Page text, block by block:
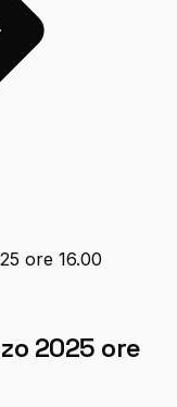
ore 16.00
2025 ore